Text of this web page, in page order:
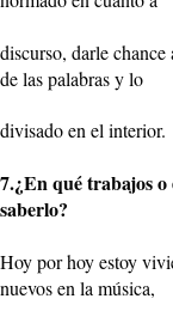
discurso, darle
de las palabras y lo
divisado en el interior.
7.¿En qué trabajos o
saberlo?
Hoy por hoy estoy
nuevos en la música,